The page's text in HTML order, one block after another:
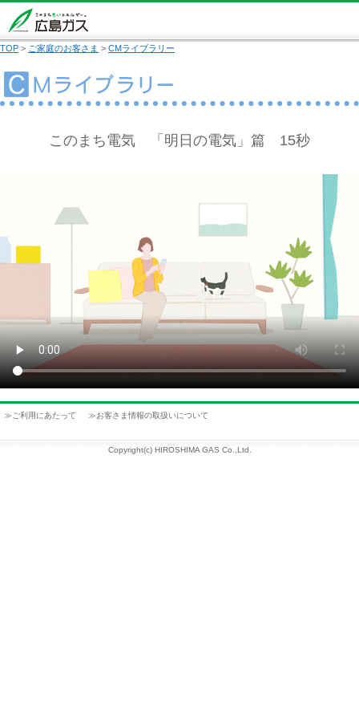
TOP > ご家庭のお客さま > CMライブラリー
このまち電気 「明日の電気」篇 15秒
≫ ご利用にあたって ≫お客さま情報の取扱いについて
Copyright(c) HIROSHIMA GAS Co.,Ltd.